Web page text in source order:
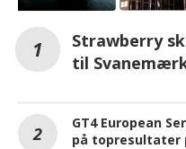
Strawberry
til
GT4 European
på topresultater